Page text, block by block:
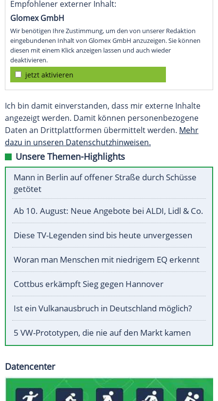
Empfohlener externer Inhalt:
Glomex GmbH
Wir benötigen Ihre Zustimmung, um den von unserer Redaktion
eingebundenen Inhalt von Glomex GmbH anzuzeigen. Sie können
diesen mit einem Klick anzeigen lassen und auch wieder
deaktivieren.
jetzt aktivieren
Ich bin damit einverstanden, dass mir externe Inhalte
angezeigt werden. Damit können personenbezogene
Daten an Drittplattformen übermittelt werden. Mehr
dazu in unseren Datenschutzhinweisen.
Unsere Themen-Highlights
Mann in Berlin auf offener Straße durch Schüsse
getötet
Ab 10. August: Neue Angebote bei ALDI, Lidl & Co.
Diese TV-Legenden sind bis heute unvergessen
Woran man Menschen mit niedrigem EQ erkennt
Cottbus erkämpft Sieg gegen Hannover
Ist ein Vulkanausbruch in Deutschland möglich?
5 VW-Prototypen, die nie auf den Markt kamen
Datencenter